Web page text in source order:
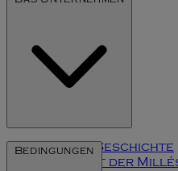
Unsere Geschichte
Die Kunst der
Bedingungen